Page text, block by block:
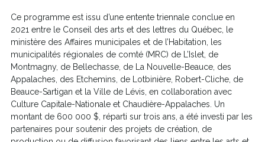
Ce programme est issu d’une entente triennale conclue en
2021 entre le Conseil des arts et des lettres du Québec, le
ministère des Affaires municipales et de l’Habitation, les
municipalités régionales de comté (MRC) de L’Islet, de
Montmagny, de Bellechasse, de La Nouvelle-Beauce, des
Appalaches, des Etchemins, de Lotbinière, Robert-Cliche, de
Beauce-Sartigan et la Ville de Lévis, en collaboration avec
Culture Capitale-Nationale et Chaudière-Appalaches. Un
montant de 600 000 $, réparti sur trois ans, a été investi par les
partenaires pour soutenir des projets de création, de